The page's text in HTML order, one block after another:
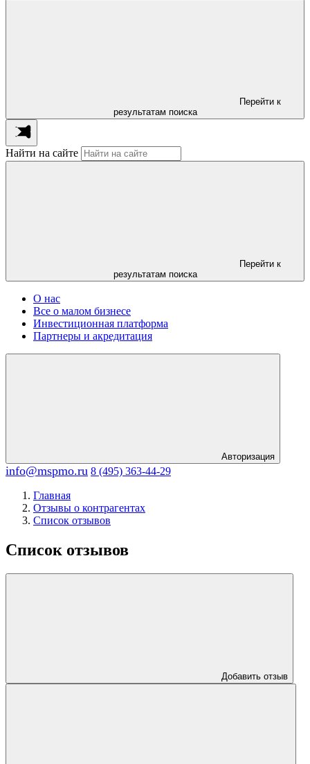
Перейти к
результатам поиска
Найти на сайте
Перейти к
результатам поиска
О нас
Все о малом бизнесе
Инвестиционная платформа
Партнеры и акредитация
Авторизация
info@mspmo.ru 8 (495) 363-44-29
Главная
Отзывы о контрагентах
Список отзывов
Список отзывов
Добавить отзыв